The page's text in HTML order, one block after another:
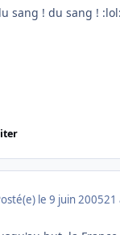
sang ! du sang ! :lol:
le 9 juin 200521